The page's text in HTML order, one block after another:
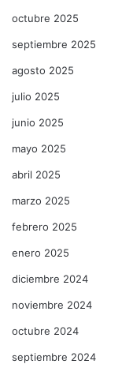
octubre 2025
septiembre 2025
agosto 2025
julio 2025
junio 2025
mayo 2025
abril 2025
marzo 2025
febrero 2025
enero 2025
diciembre 2024
noviembre 2024
octubre 2024
septiembre 2024